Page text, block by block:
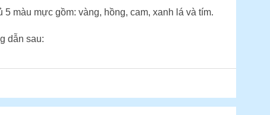
màu mực gồm: vàng, hồng, cam, xanh lá và tím.
dẫn sau: